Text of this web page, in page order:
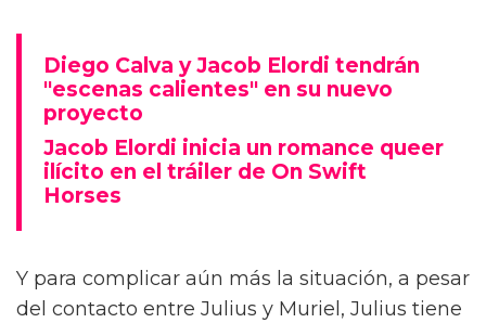
Diego Calva y Jacob Elordi tendrán
"escenas calientes" en su nuevo
proyecto
Jacob Elordi inicia un romance queer
ilícito en el tráiler de On Swift
Horses
Y para complicar aún más la situación, a pesar
del contacto entre Julius y Muriel, Julius tiene